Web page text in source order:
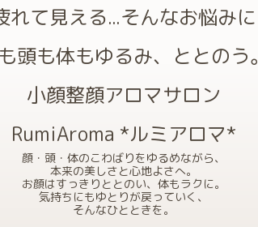
れて見える...そんなお悩みに
頭も体もゆるみ、ととのう。
小顔整顔アロマサロン
RumiAroma *ルミアロマ*
顔・頭・体のこわばりをゆるめながら、
本来の美しさと心地よさへ。
お顔はすっきりととのい、体もラクに。
気持ちにもゆとりが戻っていく、
そんなひとときを。